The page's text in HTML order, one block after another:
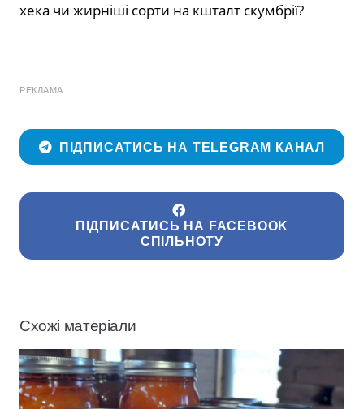
хека чи жирніші сорти на кшталт скумбрії?
РЕКЛАМА
ПІДПИСАТИСЬ НА TELEGRAM КАНАЛ
ПІДПИСАТИСЬ НА FACEBOOK
СПІЛЬНОТУ
Схожі матеріали